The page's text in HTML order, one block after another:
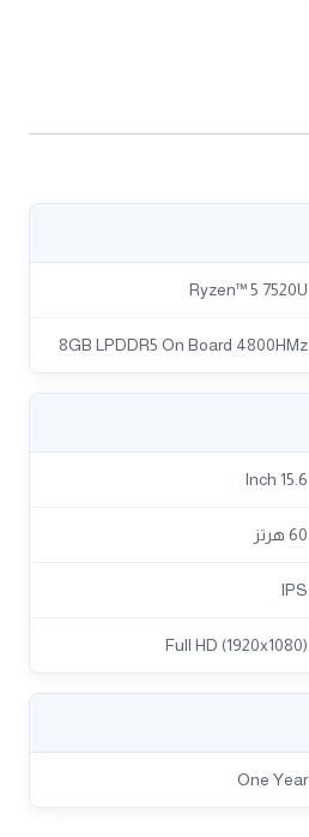
Ryzen™ 5 7520U
8GB LPDDR5 On Board 4800HMz
15.6 Inch
60 هرتز
IPS
Full HD (1920x1080)
One Year